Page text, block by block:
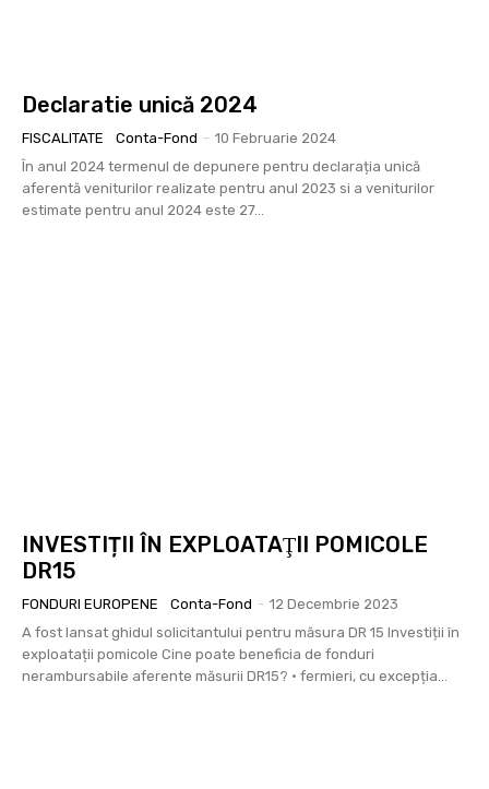
Declaratie unică 2024
FISCALITATE Conta-Fond - 10 Februarie 2024
În anul 2024 termenul de depunere pentru declarația unică
aferentă veniturilor realizate pentru anul 2023 si a veniturilor
estimate pentru anul 2024 este 27...
INVESTIȚII ÎN EXPLOATAŢII POMICOLE
DR15
FONDURI EUROPENE Conta-Fond - 12 Decembrie 2023
A fost lansat ghidul solicitantului pentru măsura DR 15 Investiții în
exploatații pomicole Cine poate beneficia de fonduri
nerambursabile aferente măsurii DR15? • fermieri, cu excepția...